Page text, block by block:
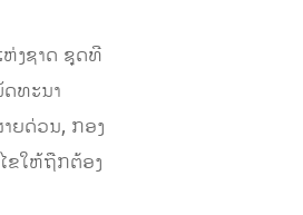
ຫ່ງຊາດ ຊຸດທີ
ດທະນາ
ຍດ່ວນ, ກອງ
ຂໃຫ້ຖືກຕ້ອງ